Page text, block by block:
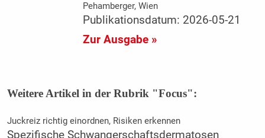
Pehamberger, Wien
Publikationsdatum: 2026-05-21
Zur Ausgabe »
Weitere Artikel in der Rubrik "Focus":
Juckreiz richtig einordnen, Risiken erkennen
Spezifische Schwangerschaftsdermatosen